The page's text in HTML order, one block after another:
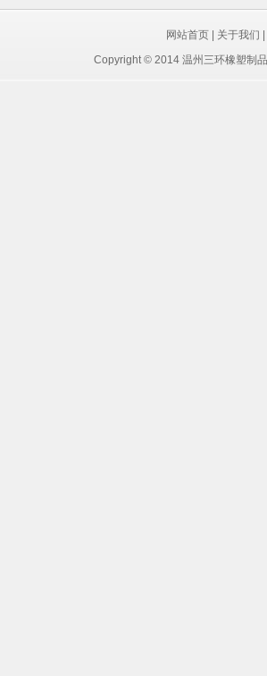
网站首页| 关于我们
Copyright © 2014 温州三环橡塑